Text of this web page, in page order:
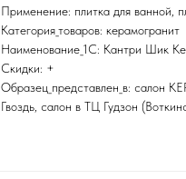
Применение: плитка для ванной,
Категория_товаров: керамогранит
Наименование_1С: Кантри Шик
Скидки: +
Образец_представлен_в: салон
Гвоздь, салон в ТЦ Гудзон